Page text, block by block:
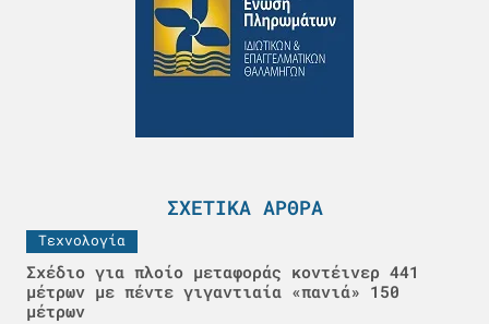
ΣΧΕΤΙΚΆ ΆΡΘΡΑ
Τεχνολογία
Σχέδιο για πλοίο μεταφοράς κοντέινερ 441
μέτρων με πέντε γιγαντιαία «πανιά» 150
μέτρων